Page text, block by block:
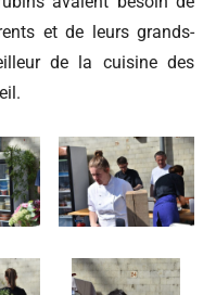
et de leurs grands-
de la cuisine des